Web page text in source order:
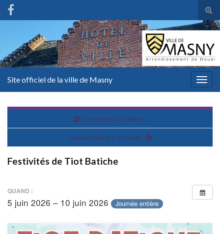
Site officiel de la ville de Masny
Concours de talents
Concert de la Concorde
Festivités de Tiot Batiche
QUAND :
5 juin 2026 – 10 juin 2026 Journée entière